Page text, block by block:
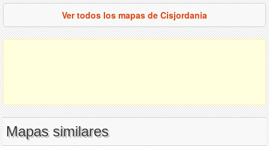
Ver todos los mapas de Cisjordania
Mapas similares